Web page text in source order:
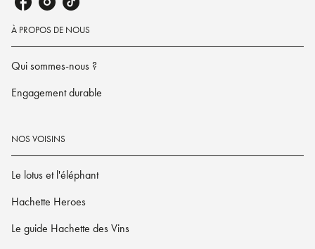
À PROPOS DE NOUS
Qui sommes-nous ?
Engagement durable
NOS VOISINS
Le lotus et l'éléphant
Hachette Heroes
Le guide Hachette des Vins